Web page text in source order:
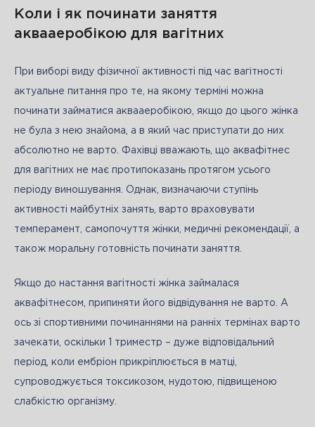
Коли і як починати заняття
аквааеробікою для вагітних
При виборі виду фізичної активності під час вагітності
актуальне питання про те, на якому терміні можна
починати займатися аквааеробікою, якщо до цього жінка
не була з нею знайома, а в який час приступати до них
абсолютно не варто. Фахівці вважають, що аквафітнес
для вагітних не має протипоказань протягом усього
періоду виношування. Однак, визначаючи ступінь
активності майбутніх занять, варто враховувати
темперамент, самопочуття жінки, медичні рекомендації, а
також моральну готовність починати заняття.
Якщо до настання вагітності жінка займалася
аквафітнесом, припиняти його відвідування не варто. А
ось зі спортивними починаннями на ранніх термінах варто
зачекати, оскільки 1 триместр – дуже відповідальний
період, коли ембріон прикріплюється в матці,
супроводжується токсикозом, нудотою, підвищеною
слабкістю організму.